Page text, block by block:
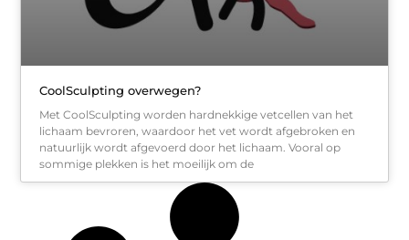
CoolSculpting overwegen?
Met CoolSculpting worden hardnekkige vetcellen van het
lichaam bevroren, waardoor het vet wordt afgebroken en
natuurlijk wordt afgevoerd door het lichaam. Vooral op
sommige plekken is het moeilijk om de